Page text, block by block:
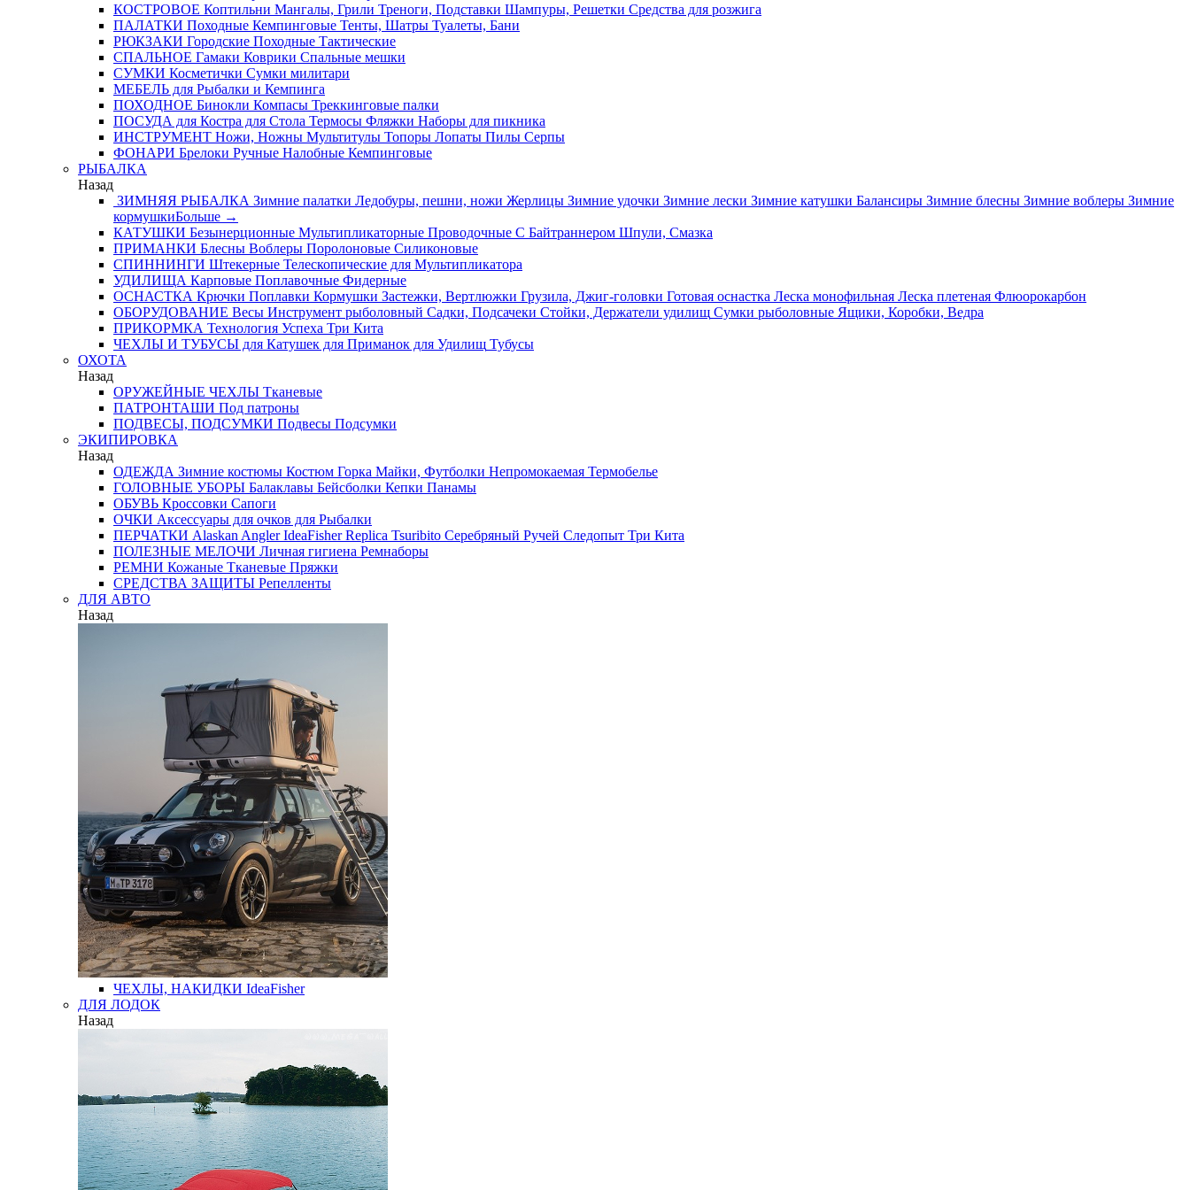
КОСТРОВОЕ Коптильни Мангалы, Грили Треноги, Подставки Шампуры, Решетки Средства для розжига
ПАЛАТКИ Походные Кемпинговые Тенты, Шатры Туалеты, Бани
РЮКЗАКИ Городские Походные Тактические
СПАЛЬНОЕ Гамаки Коврики Спальные мешки
СУМКИ Косметички Сумки милитари
МЕБЕЛЬ для Рыбалки и Кемпинга
ПОХОДНОЕ Бинокли Компасы Треккинговые палки
ПОСУДА для Костра для Стола Термосы Фляжки Наборы для пикника
ИНСТРУМЕНТ Ножи, Ножны Мультитулы Топоры Лопаты Пилы Серпы
ФОНАРИ Брелоки Ручные Налобные Кемпинговые
РЫБАЛКА
Назад
ЗИМНЯЯ РЫБАЛКА Зимние палатки Ледобуры, пешни, ножи Жерлицы Зимние удочки Зимние лески Зимние катушки Балансиры Зимние блесны Зимние воблеры Зимние
кормушкиБольше →
КАТУШКИ Безынерционные Мультипликаторные Проводочные С Байтраннером Шпули, Смазка
ПРИМАНКИ Блесны Воблеры Поролоновые Силиконовые
СПИННИНГИ Штекерные Телескопические для Мультипликатора
УДИЛИЩА Карповые Поплавочные Фидерные
ОСНАСТКА Крючки Поплавки Кормушки Застежки, Вертлюжки Грузила, Джиг-головки Готовая оснастка Леска монофильная Леска плетеная Флюорокарбон
ОБОРУДОВАНИЕ Весы Инструмент рыболовный Садки, Подсачеки Стойки, Держатели удилищ Сумки рыболовные Ящики, Коробки, Ведра
ПРИКОРМКА Технология Успеха Три Кита
ЧЕХЛЫ И ТУБУСЫ для Катушек для Приманок для Удилищ Тубусы
ОХОТА
Назад
ОРУЖЕЙНЫЕ ЧЕХЛЫ Тканевые
ПАТРОНТАШИ Под патроны
ПОДВЕСЫ, ПОДСУМКИ Подвесы Подсумки
ЭКИПИРОВКА
Назад
ОДЕЖДА Зимние костюмы Костюм Горка Майки, Футболки Непромокаемая Термобелье
ГОЛОВНЫЕ УБОРЫ Балаклавы Бейсболки Кепки Панамы
ОБУВЬ Кроссовки Сапоги
ОЧКИ Аксессуары для очков для Рыбалки
ПЕРЧАТКИ Alaskan AnglerIdeaFisherReplica Tsuribito Серебряный Ручей Следопыт Три Кита
ПОЛЕЗНЫЕ МЕЛОЧИ Личная гигиена Ремнаборы
РЕМНИ Кожаные Тканевые Пряжки
СРЕДСТВА ЗАЩИТЫ Репелленты
ДЛЯ АВТО
Назад
ЧЕХЛЫ, НАКИДКИ IdeaFisher
ДЛЯ ЛОДОК
Назад